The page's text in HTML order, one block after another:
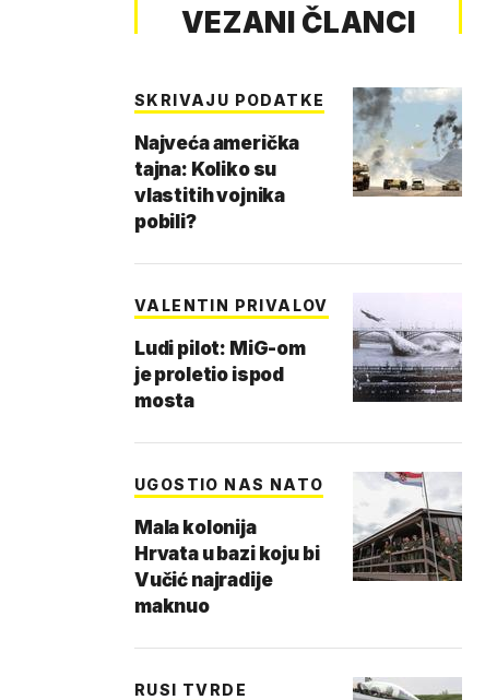
VEZANI ČLANCI
SKRIVAJU PODATKE
Najveća američka
tajna: Koliko su
vlastitih vojnika
pobili?
VALENTIN PRIVALOV
Ludi pilot: MiG-om
je proletio ispod
mosta
UGOSTIO NAS NATO
Mala kolonija
Hrvata u bazi koju bi
Vučić najradije
maknuo
RUSI TVRDE